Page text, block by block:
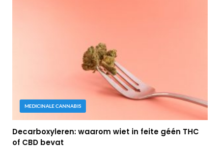
MEDICINALE CANNABIS
Decarboxyleren: waarom wiet in feite géén THC
of CBD bevat